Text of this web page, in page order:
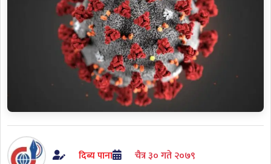
दिब्य पाना चैत्र ३० गते २०७९